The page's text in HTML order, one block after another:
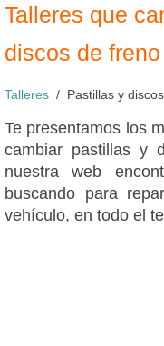
Talleres que
discos de
Talleres Pastillas y
Te presentamos los
cambiar pastillas y
nuestra web
buscando para
vehículo, en todo el